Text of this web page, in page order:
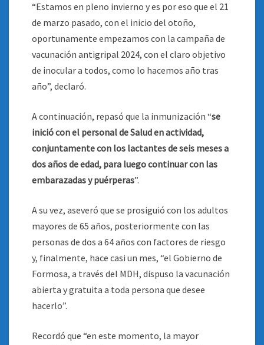
“Estamos en pleno invierno y es por eso que el 21
de marzo pasado, con el inicio del otoño,
oportunamente empezamos con la campaña de
vacunación antigripal 2024, con el claro objetivo
de inocular a todos, como lo hacemos año tras
año”, declaró.
A continuación, repasó que la inmunización “se
inició con el personal de Salud en actividad,
conjuntamente con los lactantes de seis meses a
dos años de edad, para luego continuar con las
embarazadas y puérperas”.
A su vez, aseveró que se prosiguió con los adultos
mayores de 65 años, posteriormente con las
personas de dos a 64 años con factores de riesgo
y, finalmente, hace casi un mes, “el Gobierno de
Formosa, a través del MDH, dispuso la vacunación
abierta y gratuita a toda persona que desee
hacerlo”.
Recordó que “en este momento, la mayor